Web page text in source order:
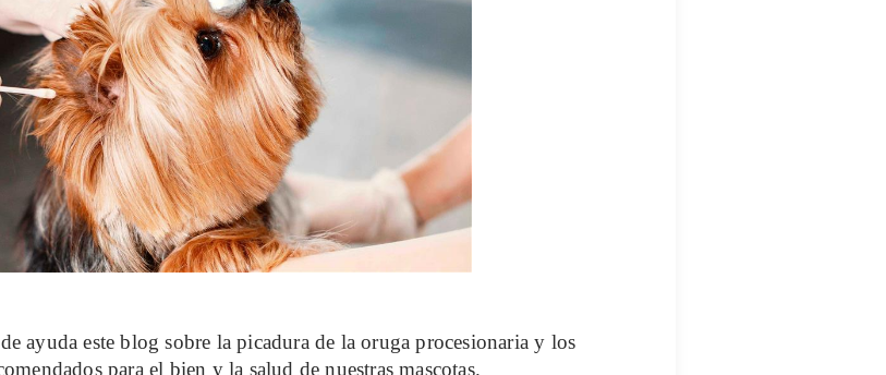
ayuda este blog sobre la picadura de la oruga procesionaria y los
para el bien y la salud de nuestras mascotas.